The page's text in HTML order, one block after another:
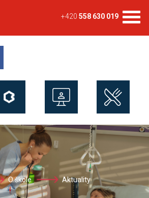
+420 558 630 019
O škole Aktuality